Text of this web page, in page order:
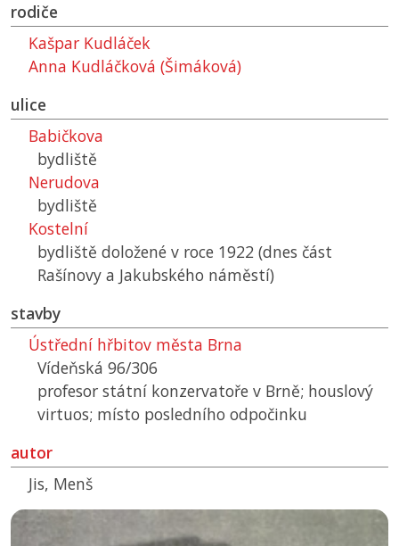
rodiče
Kašpar Kudláček
Anna Kudláčková (Šimáková)
ulice
Babičkova
bydliště
Nerudova
bydliště
Kostelní
bydliště doložené v roce 1922 (dnes část
Rašínovy a Jakubského náměstí)
stavby
Ústřední hřbitov města Brna
Vídeňská 96/306
profesor státní konzervatoře v Brně; houslový
virtuos; místo posledního odpočinku
autor
Jis, Menš